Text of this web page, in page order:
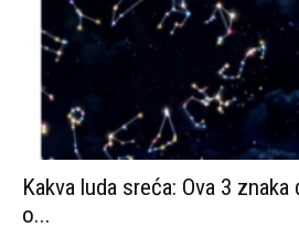
Kakva luda sreća: Ova 3
o...